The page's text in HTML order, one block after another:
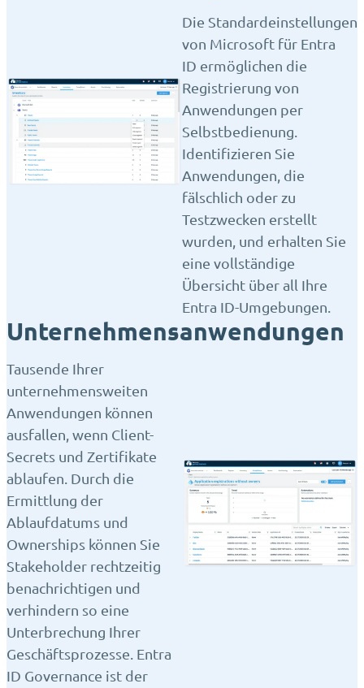
Die Standardeinstellungen
von Microsoft für Entra
ID ermöglichen die
Registrierung von
Anwendungen per
Selbstbedienung.
Identifizieren Sie
Anwendungen, die
fälschlich oder zu
Testzwecken erstellt
wurden, und erhalten Sie
eine vollständige
Übersicht über all Ihre
Entra ID-Umgebungen.
Unternehmensanwendungen
Tausende Ihrer
unternehmensweiten
Anwendungen können
ausfallen, wenn Client-
Secrets und Zertifikate
ablaufen. Durch die
Ermittlung der
Ablaufdatums und
Ownerships können Sie
Stakeholder rechtzeitig
benachrichtigen und
verhindern so eine
Unterbrechung Ihrer
Geschäftsprozesse. Entra
ID Governance ist der